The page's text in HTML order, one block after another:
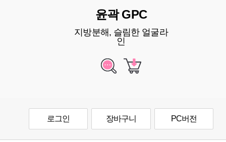
윤곽 GPC
지방분해, 슬림한 얼굴라
인
로그인 장바구니 PC버전